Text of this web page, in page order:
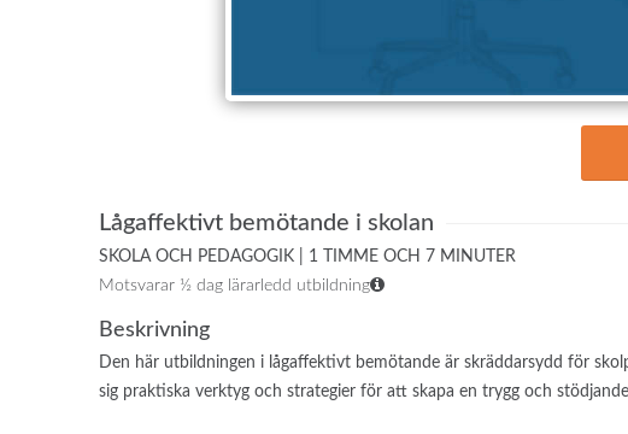
Lågaffektivt bemötande i skolan
SKOLA OCH PEDAGOGIK | 1 TIMME OCH 7 MINUTER
Motsvarar ½ dag lärarledd utbildning
Beskrivning
Den här utbildningen i lågaffektivt bemötande är skräddarsydd för
sig praktiska verktyg och strategier för att skapa en trygg och